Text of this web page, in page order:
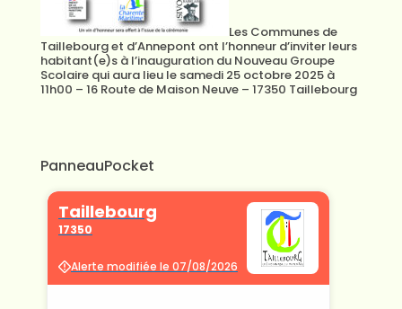
Les Communes de
Taillebourg et d’Annepont ont l’honneur d’inviter leurs
habitant(e)s à l’inauguration du Nouveau Groupe
Scolaire qui aura lieu le samedi 25 octobre 2025 à
11h00 – 16 Route de Maison Neuve – 17350 Taillebourg
PanneauPocket